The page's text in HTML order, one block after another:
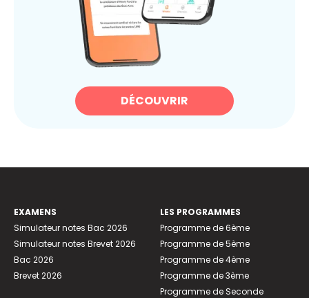
DÉCOUVRIR
EXAMENS
Simulateur notes Bac 2026
Simulateur notes Brevet 2026
Bac 2026
Brevet 2026
LES PROGRAMMES
Programme de 6ème
Programme de 5ème
Programme de 4ème
Programme de 3ème
Programme de Seconde